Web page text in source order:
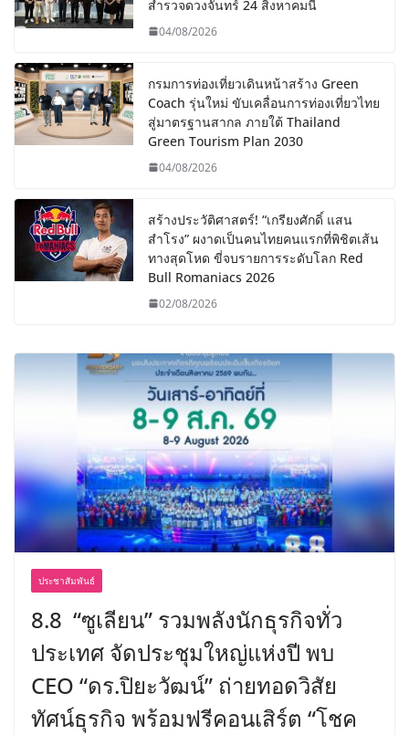
สำรวจดวงจันทร์ 24 สิงหาคมนี้
04/08/2026
กรมการท่องเที่ยวเดินหน้าสร้าง Green
Coach รุ่นใหม่ ขับเคลื่อนการท่องเที่ยวไทย
สู่มาตรฐานสากล ภายใต้ Thailand
Green Tourism Plan 2030
04/08/2026
สร้างประวัติศาสตร์! “เกรียงศักดิ์ แสน
สำโรง” ผงาดเป็นคนไทยคนแรกที่พิชิตเส้น
ทางสุดโหด ขี่จบรายการระดับโลก Red
Bull Romaniacs 2026
02/08/2026
ประชาสัมพันธ์
8.8 “ซูเลียน” รวมพลังนักธุรกิจทั่ว
ประเทศ จัดประชุมใหญ่แห่งปี พบ
CEO “ดร.ปิยะวัฒน์” ถ่ายทอดวิสัย
ทัศน์ธุรกิจ พร้อมฟรีคอนเสิร์ต “โชค